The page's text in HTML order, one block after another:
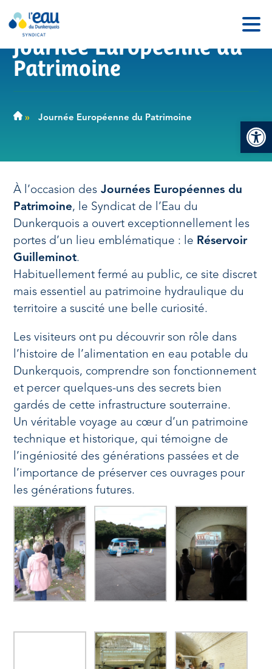
Journée Européenne du
Patrimoine
» Journée Européenne du Patrimoine
À l’occasion des Journées Européennes du
Patrimoine, le Syndicat de l’Eau du
Dunkerquois a ouvert exceptionnellement les
portes d’un lieu emblématique : le Réservoir
Guilleminot.
Habituellement fermé au public, ce site discret
mais essentiel au patrimoine hydraulique du
territoire a suscité une belle curiosité.
Les visiteurs ont pu découvrir son rôle dans
l’histoire de l’alimentation en eau potable du
Dunkerquois, comprendre son fonctionnement
et percer quelques-uns des secrets bien
gardés de cette infrastructure souterraine.
Un véritable voyage au cœur d’un patrimoine
technique et historique, qui témoigne de
l’ingéniosité des générations passées et de
l’importance de préserver ces ouvrages pour
les générations futures.